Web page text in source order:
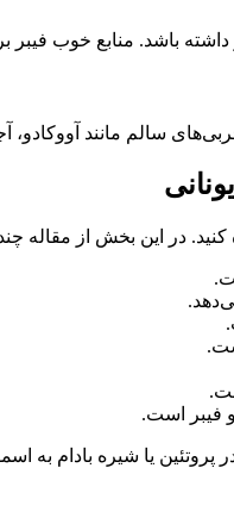
سالم مانند آووکادو،
کنید. در این بخش از
فیبر است.
پروتئین یا شیره بادام به